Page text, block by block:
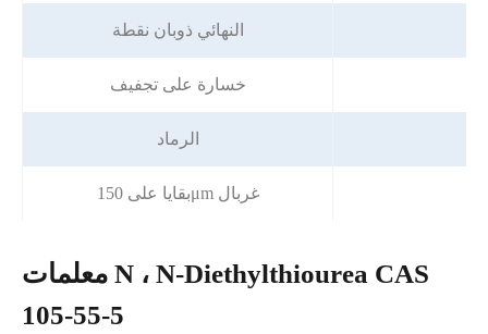
النهائي ذوبان نقطة
خسارة على تجفيف
الرماد
بقايا على 150μm غربال
معلمات N ، N-Diethylthiourea CAS
105-55-5